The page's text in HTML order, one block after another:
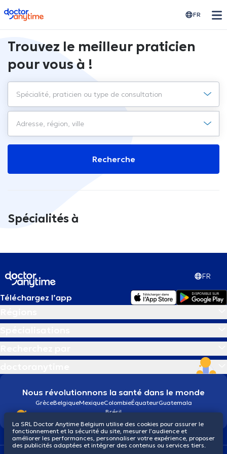
doctoranytime FR
Trouvez le meilleur praticien
pour vous à !
Recherche
Spécialités à
FR
Téléchargez l’app
Nous révolutionnons la santé dans le monde
GrèceBelgiqueMexiqueColombieÉquateurGuatemala
Brésil
La SRL Doctor Anytime Belgium utilise des cookies pour assurer le
fonctionnement et la sécurité du site, mesurer l’audience et
améliorer les performances, personnaliser votre expérience, proposer
des publicités adaptées et intégrer des contenus ou services tiers.